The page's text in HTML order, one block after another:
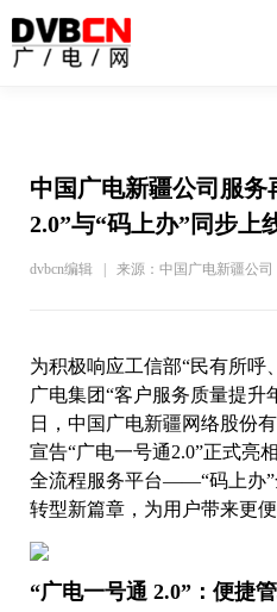
中国广电新疆公司服务
2.0”与“码上办”同步上
dvbcn编辑 | 来源：中国广电新疆公司
为积极响应工信部“民有所呼
广电集团“客户服务质量提升
日，中国广电新疆网络股份
宣告“广电一号通2.0”正式亮
全流程服务平台——“码上办
转型新篇章，为用户带来更
“广电一号通 2.0”：便捷